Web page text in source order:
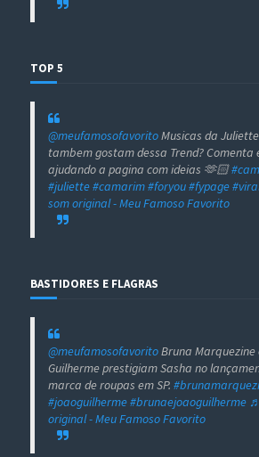
TOP 5
@meufamosofavoritoMusicas da
tambem gostam dessa Trend? Comenta
ajudando a pagina com ideias 🫶🏻
#juliette#camarim#foryou#fypage
som original - Meu Famoso Favorito
BASTIDORES E FLAGRAS
@meufamosofavoritoBruna Marquezine
Guilherme prestigiam Sasha no
marca de roupas em SP.
#joaoguilherme#brunaejoaoguilherme
original - Meu Famoso Favorito